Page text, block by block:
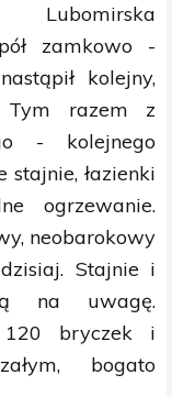
zamkowo -
kolejny,
Tym razem z
- kolejnego
stajnie, łazienki
ogrzewanie.
neobarokowy
Stajnie i
na uwagę.
bryczek i
bogato